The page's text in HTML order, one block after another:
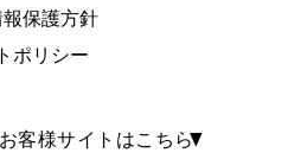
保護方針
ポリシー
客様サイトはこちら